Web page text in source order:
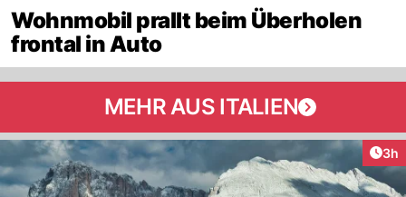
Wohnmobil prallt beim Überholen
frontal in Auto
MEHR AUS ITALIEN
3h